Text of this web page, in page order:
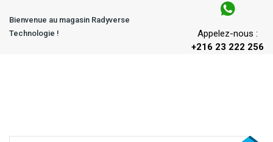
Bienvenue au magasin Radyverse
Technologie !
Appelez-nous :
+216 23 222 256